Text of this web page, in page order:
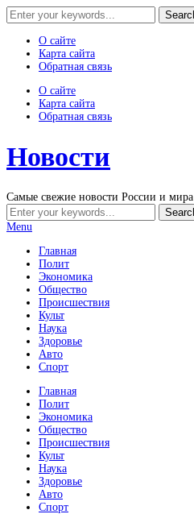
О сайте
Карта сайта
Обратная связь
О сайте
Карта сайта
Обратная связь
Новости
Самые свежие новости России и мира
Menu
Главная
Полит
Экономика
Общество
Происшествия
Культ
Наука
Здоровье
Авто
Спорт
Главная
Полит
Экономика
Общество
Происшествия
Культ
Наука
Здоровье
Авто
Спорт